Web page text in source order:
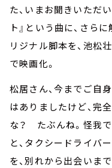
た、いまお聞きいただ
ト』という曲に、さら
リジナル脚本を、池松
で映画化。
松居さん、今までご自
はありましたけど、完
な？ たぶんね。怪我
と、タクシードライバ
を、別れから出会いま